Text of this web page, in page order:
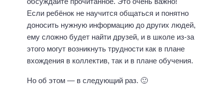
Если ребёнок не научится общаться и понятно
доносить нужную информацию до других людей,
ему сложно будет найти друзей, и в школе из-за
этого могут возникнуть трудности как в плане
вхождения в коллектив, так и в плане обучения.
Но об этом — в следующий раз. 🙂